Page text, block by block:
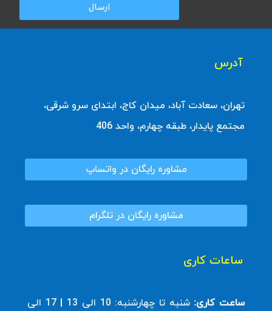
ارسال
آدرس
تهران، سعادت آباد، میدان کاج، ابتدای سرو شرقی،
مجتمع پایدار، طبقه چهارم، واحد 406
مشاوره رایگان در واتساپ
مشاوره رایگان در تلگرام
ساعات کاری
ساعت کاری:
شنبه تا چهارشنبه: 10 الی 13 | 17 الی